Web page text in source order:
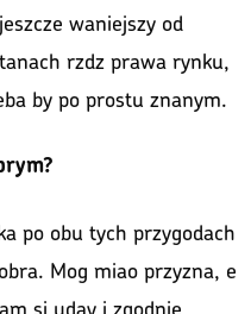
waniejszy od
rzdz prawa rynku,
by po prostu znanym.
po obu tych przygodach
Mog miao przyzna, e
si uday i zgodnie